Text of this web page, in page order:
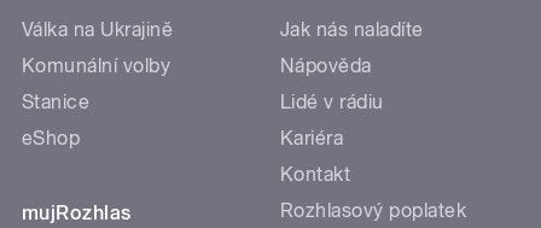
Válka na Ukrajině
Komunální volby
Stanice
eShop
mujRozhlas
Jak nás naladíte
Nápověda
Lidé v rádiu
Kariéra
Kontakt
Rozhlasový poplatek